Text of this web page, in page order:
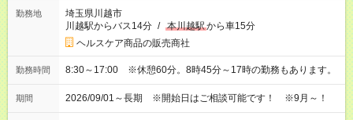
勤務地
埼玉県川越市
川越駅からバス14分 / 本川越駅から車15分
ヘルスケア商品の販売商社
勤務時間 8:30～17:00 ※休憩60分。8時45分～17時の勤務もあります。
期間 2026/09/01～長期 ※開始日はご相談可能です！ ※9月～！